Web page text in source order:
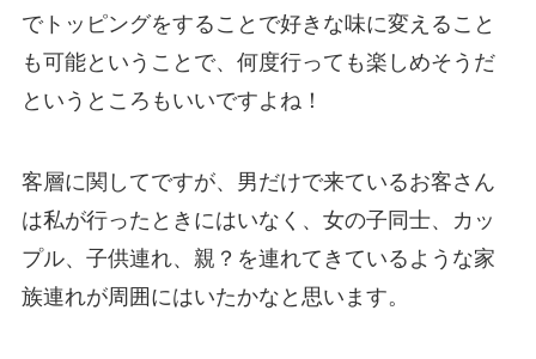
でトッピングをすることで好きな味に変えること
も可能ということで、何度行っても楽しめそうだ
というところもいいですよね！
客層に関してですが、男だけで来ているお客さん
は私が行ったときにはいなく、女の子同士、カッ
プル、子供連れ、親？を連れてきているような家
族連れが周囲にはいたかなと思います。